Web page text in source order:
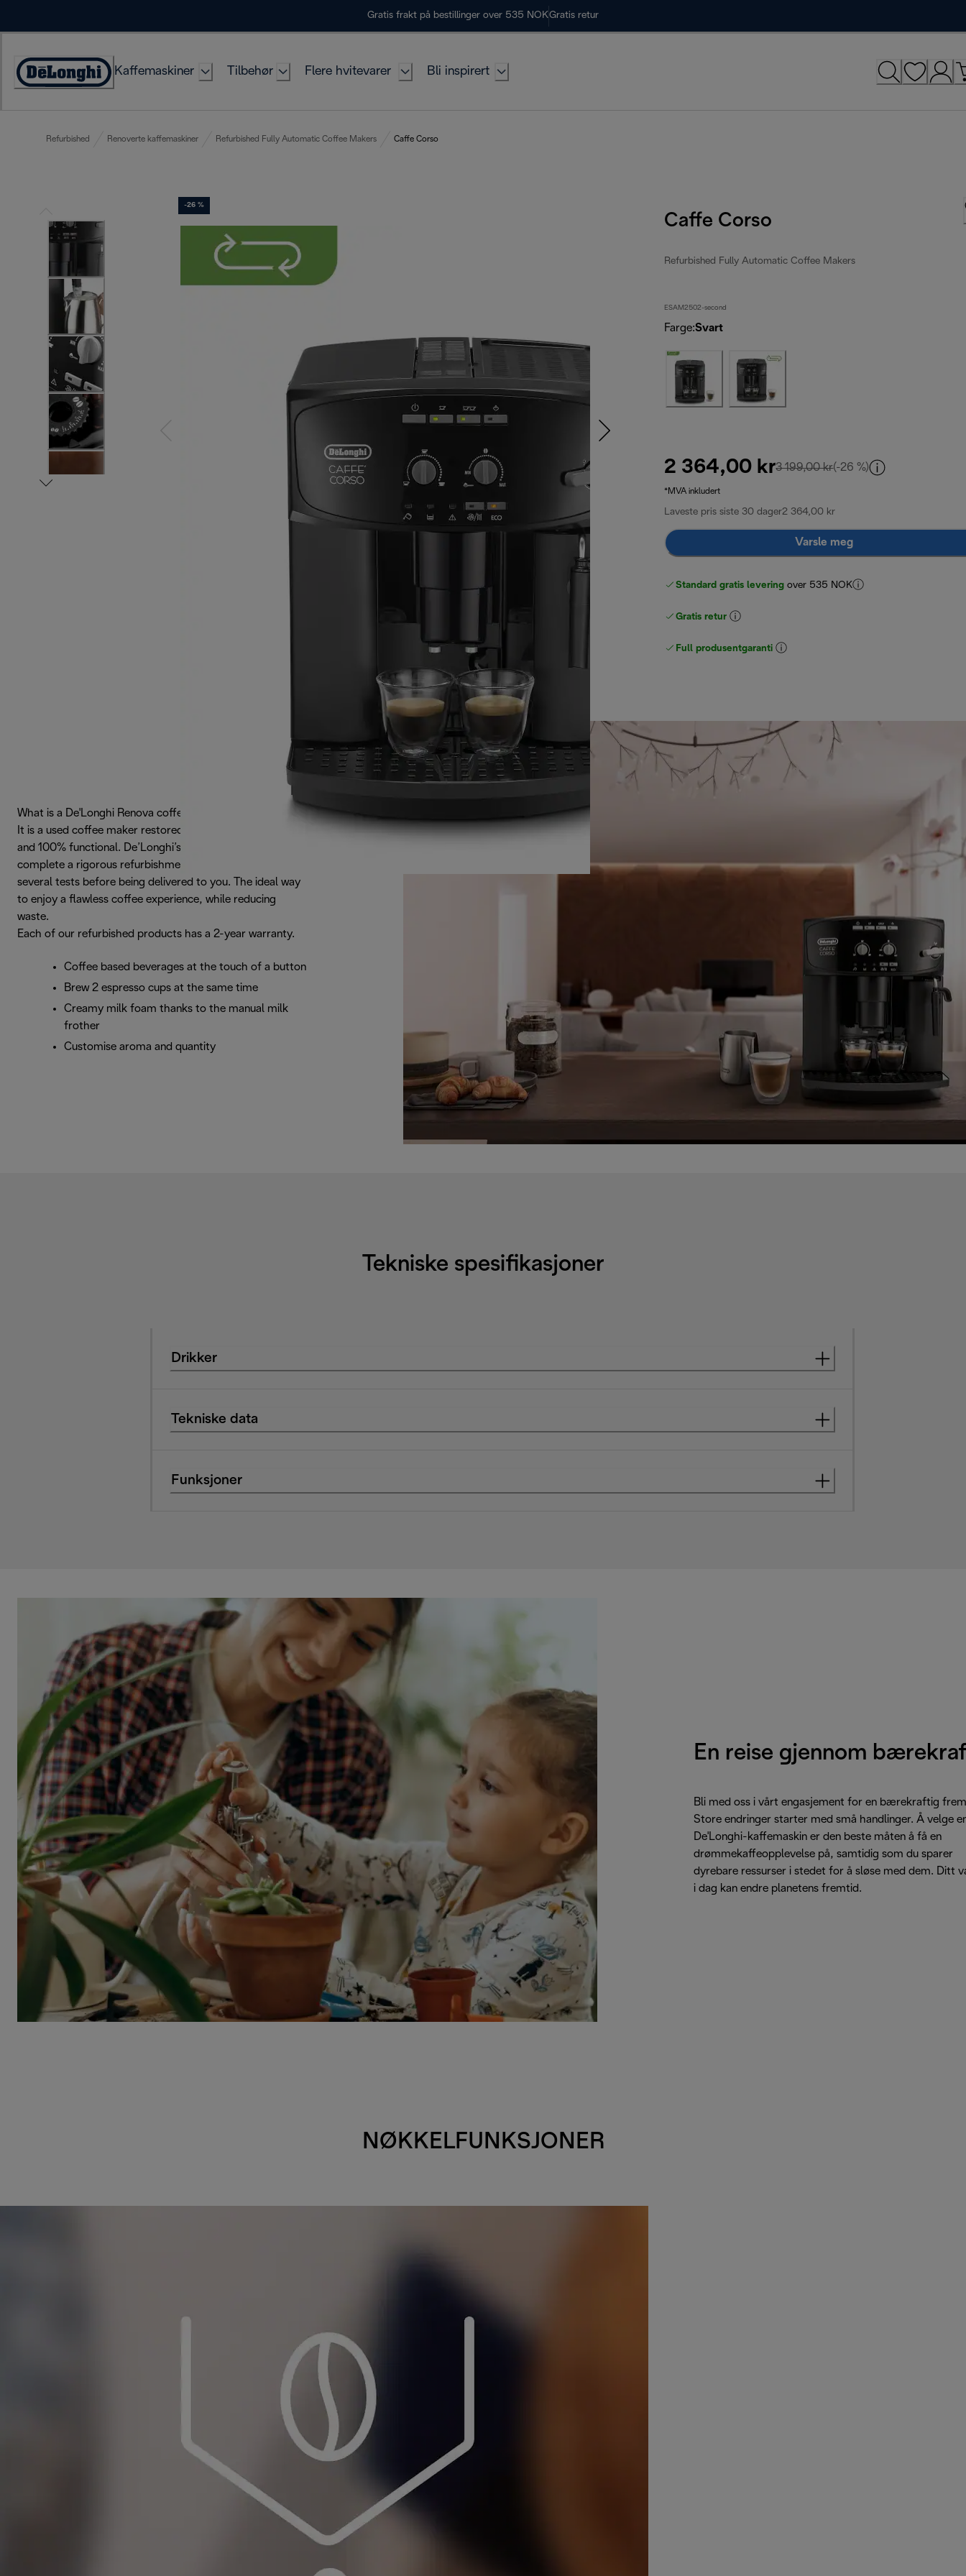
Gratis frakt på bestillinger over 535 NOKGratis retur
Accessibility
Kaffemaskiner Tilbehør Flere hvitevarer Bli inspirert
Refurbished Renoverte kaffemaskiner Refurbished Fully Automatic Coffee Makers Caffe Corso
-26 %
Caffe Corso
Refurbished Fully Automatic Coffee Makers
ESAM2502-second
Farge:Svart
2 364,00 kr3 199,00 kropprinnelig pris 3 199,00
(-26 %)
*MVA inkludert
Laveste pris siste 30 dager2 364,00 kr
Varsle meg
Standard gratis levering over 535 NOK
Gratis retur
Full produsentgaranti
What is a De'Longhi Renova coffee maker?
It is a used coffee maker restored to like-new condition
and 100% functional. De’Longhi’s renewed products
complete a rigorous refurbishment process that includes
several tests before being delivered to you. The ideal way
to enjoy a flawless coffee experience, while reducing
waste.
Each of our refurbished products has a 2-year warranty.
Coffee based beverages at the touch of a button
Brew 2 espresso cups at the same time
Creamy milk foam thanks to the manual milk
frother
Customise aroma and quantity
Tekniske spesifikasjoner
Drikker
Tekniske data
Funksjoner
En reise gjennom
Bli med oss i vårt engasjement for en bærekraftig
Store endringer starter med små handlinger. Å velge
De'Longhi-kaffemaskin er den beste måten å få en
drømmekaffeopplevelse på, samtidig som du sparer
dyrebare ressurser i stedet for å sløse med dem. Ditt
i dag kan endre planetens fremtid.
NØKKELFUNKSJONER